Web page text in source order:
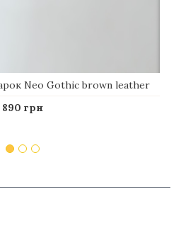
Neo Gothic brown leather
890 грн